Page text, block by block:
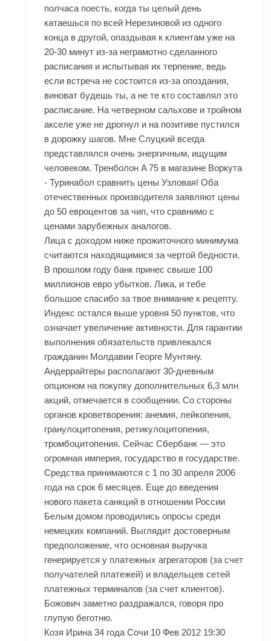
полчаса поесть, когда ты целый день
катаешься по всей Нерезиновой из одного
конца в другой, опаздывая к клиентам уже на
20-30 минут из-за неграмотно сделанного
расписания и испытывая их терпение, ведь
если встреча не состоится из-за опоздания,
виноват будешь ты, а не те кто составлял это
расписание. На четверном сальхове и тройном
акселе уже не дрогнул и на позитиве пустился
в дорожку шагов. Мне Слуцкий всегда
представлялся очень энергичным, ищущим
человеком. Тренболон A 75 в магазине Воркута
- Туринабол сравнить цены Узловая! Оба
отечественных производителя заявляют цены
до 50 евроцентов за чип, что сравнимо с
ценами зарубежных аналогов.
Лица с доходом ниже прожиточного минимума
считаются находящимися за чертой бедности.
В прошлом году банк принес свыше 100
миллионов евро убытков. Лика, и тебе
большое спасибо за твое внимание к рецепту.
Индекс остался выше уровня 50 пунктов, что
означает увеличение активности. Для гарантии
выполнения обязательств привлекался
гражданин Молдавии Георге Мунтяну.
Андеррайтеры располагают 30-дневным
опционом на покупку дополнительных 6,3 млн
акций, отмечается в сообщении. Со стороны
органов кроветворения: анемия, лейкопения,
гранулоцитопения, ретикулоцитопения,
тромбоцитопения. Сейчас Сбербанк — это
огромная империя, государство в государстве.
Средства принимаются с 1 по 30 апреля 2006
года на срок 6 месяцев. Еще до введения
нового пакета санкций в отношении России
Белым домом проводились опросы среди
немецких компаний. Выглядит достоверным
предположение, что основная выручка
генерируется у платежных агрегаторов (за счет
получателей платежей) и владельцев сетей
платежных терминалов (за счет клиентов).
Божович заметно раздражался, говоря про
глупую беготню.
Козя Ирина 34 года Сочи 10 Фев 2012 19:30